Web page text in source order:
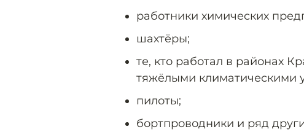
работники химических
шахтёры;
те, кто работал в районах
тяжёлыми климатическими
пилоты;
бортпроводники и ряд